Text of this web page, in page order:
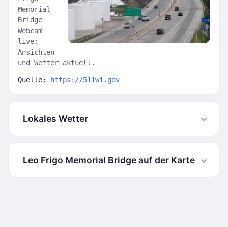
Memorial
Bridge
Webcam
live:
Ansichten
und Wetter aktuell.
Quelle: https://511wi.gov
Lokales Wetter
Leo Frigo Memorial Bridge auf der Karte